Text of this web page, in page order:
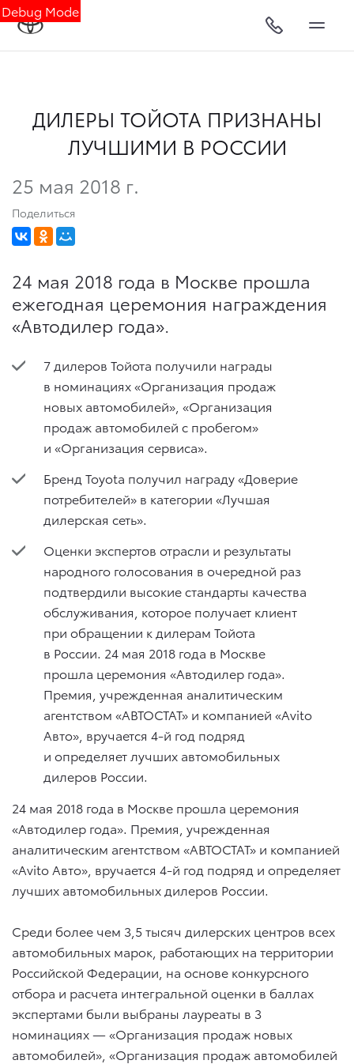
Debug Mode
ДИЛЕРЫ ТОЙОТА ПРИЗНАНЫ
ЛУЧШИМИ В РОССИИ
25 мая 2018 г.
Поделиться
24 мая 2018 года в Москве прошла
ежегодная церемония награждения
«Автодилер года».
7 дилеров Тойота получили награды
в номинациях «Организация продаж
новых автомобилей», «Организация
продаж автомобилей с пробегом»
и «Организация сервиса».
Бренд Toyota получил награду «Доверие
потребителей» в категории «Лучшая
дилерская сеть».
Оценки экспертов отрасли и результаты
народного голосования в очередной раз
подтвердили высокие стандарты качества
обслуживания, которое получает клиент
при обращении к дилерам Тойота
в России. 24 мая 2018 года в Москве
прошла церемония «Автодилер года».
Премия, учрежденная аналитическим
агентством «АВТОСТАТ» и компанией «Avito
Авто», вручается 4-й год подряд
и определяет лучших автомобильных
дилеров России.
24 мая 2018 года в Москве прошла церемония
«Автодилер года». Премия, учрежденная
аналитическим агентством «АВТОСТАТ» и компанией
«Avito Авто», вручается 4-й год подряд и определяет
лучших автомобильных дилеров России.
Среди более чем 3,5 тысяч дилерских центров всех
автомобильных марок, работающих на территории
Российской Федерации, на основе конкурсного
отбора и расчета интегральной оценки в баллах
экспертами были выбраны лауреаты в 3
номинациях — «Организация продаж новых
автомобилей», «Организация продаж автомобилей